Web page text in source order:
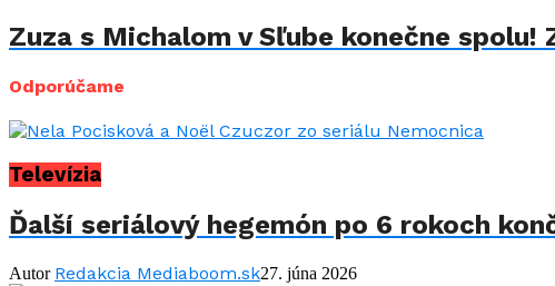
Zuza s Michalom v Sľube konečne
Odporúčame
Televízia
Ďalší seriálový hegemón po 6 rokoch
Autor Redakcia Mediaboom.sk27. júna 2026